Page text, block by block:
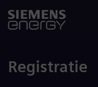
Registratie